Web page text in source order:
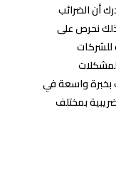
أن الضرائب
نحرص على
بخبرة واسعة في
بمختلف